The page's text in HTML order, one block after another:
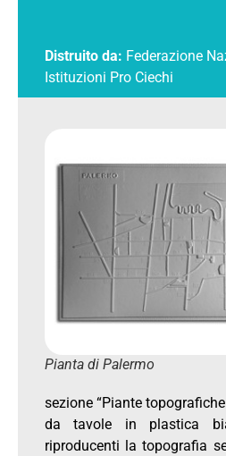
Distruito da: Federazione
Istituzioni Pro Ciechi
Pianta di Palermo
sezione “Piante
da tavole in plastica
riproducenti la topografia